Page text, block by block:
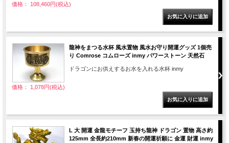
価格： 108,460円(税込)
龍神をまつる水杯 風水置物 風水お守り開運グッズ 1個売
り Comrose コムローズ inmy パワーストーン 天然石
ドラゴンにお供えするお水を入れる水杯 inmy
価格： 1,078円(税込)
L 大 開運 金龍モチーフ 玉持ち龍神 ドラゴン 置物 高さ約
125mm 全長約210mm 新春の開運祈願に 金運 財運 inmy